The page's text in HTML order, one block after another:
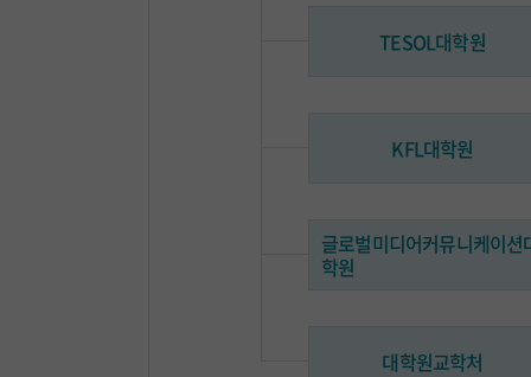
TESOL대학원
KFL대학원
글로벌미디어커뮤니케이션
학원
대학원교학처